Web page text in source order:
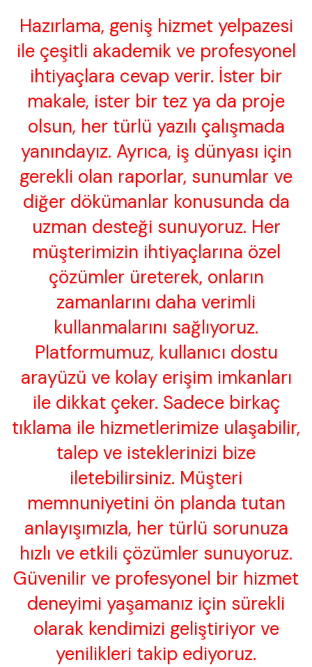
Hazırlama, geniş hizmet yelpazesi
ile çeşitli akademik ve profesyonel
ihtiyaçlara cevap verir. İster bir
makale, ister bir tez ya da proje
olsun, her türlü yazılı çalışmada
yanındayız. Ayrıca, iş dünyası için
gerekli olan raporlar, sunumlar ve
diğer dökümanlar konusunda da
uzman desteği sunuyoruz. Her
müşterimizin ihtiyaçlarına özel
çözümler üreterek, onların
zamanlarını daha verimli
kullanmalarını sağlıyoruz.
Platformumuz, kullanıcı dostu
arayüzü ve kolay erişim imkanları
ile dikkat çeker. Sadece birkaç
tıklama ile hizmetlerimize ulaşabilir,
talep ve isteklerinizi bize
iletebilirsiniz. Müşteri
memnuniyetini ön planda tutan
anlayışımızla, her türlü sorunuza
hızlı ve etkili çözümler sunuyoruz.
Güvenilir ve profesyonel bir hizmet
deneyimi yaşamanız için sürekli
olarak kendimizi geliştiriyor ve
yenilikleri takip ediyoruz.